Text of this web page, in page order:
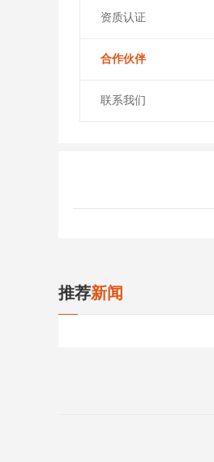
资质认证
合作伙伴
联系我们
推荐新闻